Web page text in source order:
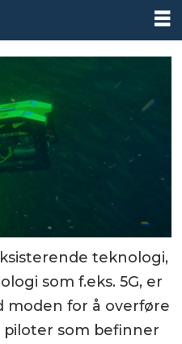
teknologi,
som f.eks. 5G, er
moden for å overføre
piloter som befinner